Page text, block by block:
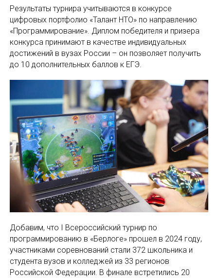
Результаты турнира учитываются в конкурсе
цифровых портфолио «Талант НТО» по направлению
«Программирование». Диплом победителя и призера
конкурса принимают в качестве индивидуальных
достижений в вузах России – он позволяет получить
до 10 дополнительных баллов к ЕГЭ.
Добавим, что I Всероссийский турнир по
программированию в «Берлоге» прошел в 2024 году,
участниками соревнований стали 372 школьника и
студента вузов и колледжей из 33 регионов
Российской Федерации. В финале встретились 20